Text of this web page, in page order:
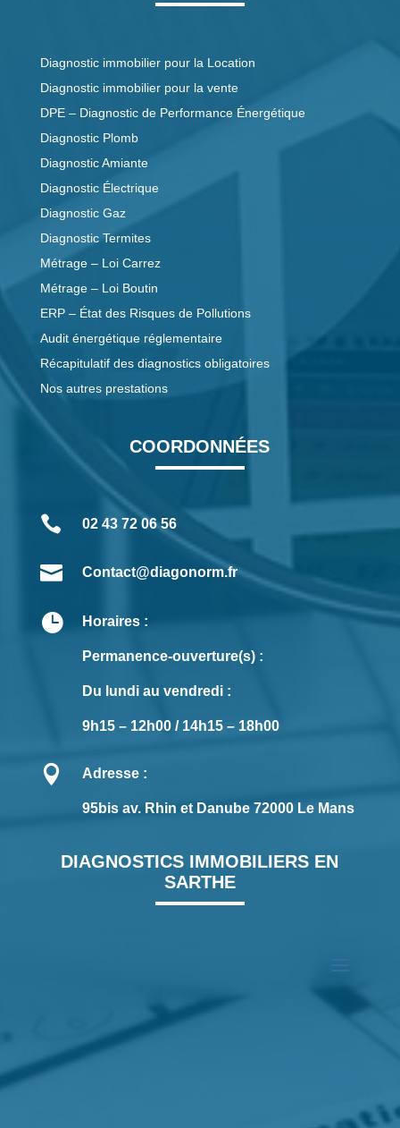
Diagnostic immobilier pour la Location
Diagnostic immobilier pour la vente
DPE – Diagnostic de Performance Énergétique
Diagnostic Plomb
Diagnostic Amiante
Diagnostic Électrique
Diagnostic Gaz
Diagnostic Termites
Métrage – Loi Carrez
Métrage – Loi Boutin
ERP – État des Risques de Pollutions
Audit énergétique réglementaire
Récapitulatif des diagnostics obligatoires
Nos autres prestations
COORDONNÉES
 02 43 72 06 56
 Contact@diagonorm.fr
 Horaires :
Permanence-ouverture(s) :
Du lundi au vendredi :
9h15 – 12h00 / 14h15 – 18h00
 Adresse :
95bis av. Rhin et Danube 72000 Le Mans
DIAGNOSTICS IMMOBILIERS EN
SARTHE